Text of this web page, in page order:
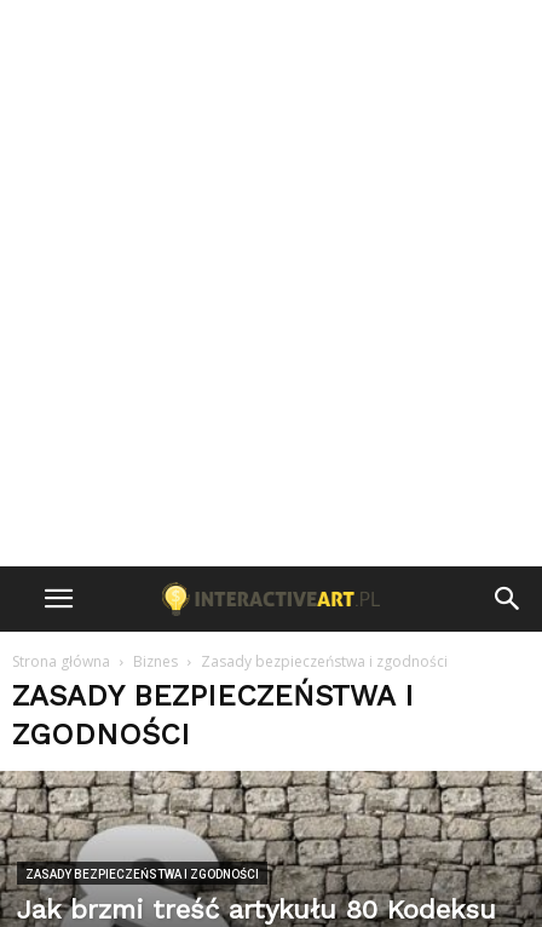
Strona główna Biznes Zasady bezpieczeństwa i zgodności
ZASADY BEZPIECZEŃSTWA I
ZGODNOŚCI
ZASADY BEZPIECZEŃSTWA I ZGODNOŚCI
Jak brzmi treść artykułu 80 Kodeksu